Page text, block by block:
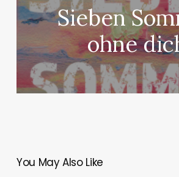
Sieben
ohne
You May Also Like